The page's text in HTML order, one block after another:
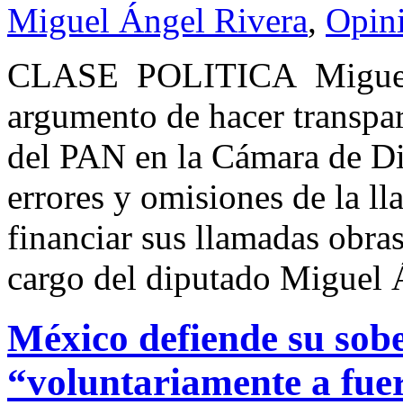
Miguel Ángel Rivera,
CLASE POLITICA
argumento de hacer
del PAN en la Cámara de
errores y omisiones de la
financiar sus llamadas
cargo del diputado
México defiende su
“voluntariamente a